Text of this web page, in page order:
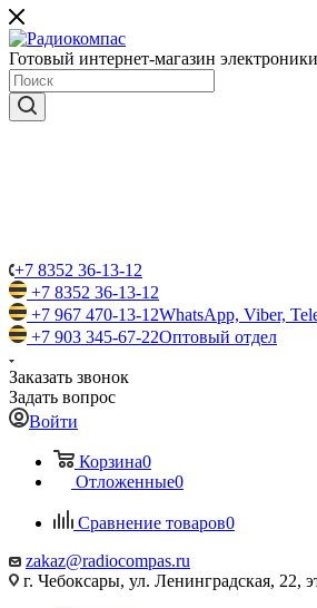
Готовый интернет-магазин электроники
+7 8352 36-13-12
+7 8352 36-13-12
+7 967 470-13-12WhatsApp, Viber,
+7 903 345-67-22Оптовый отдел
Заказать звонок
Задать вопрос
Войти
Корзина0
Отложенные0
Сравнение товаров0
zakaz@radiocompas.ru
г. Чебоксары, ул. Ленинградская, 22,